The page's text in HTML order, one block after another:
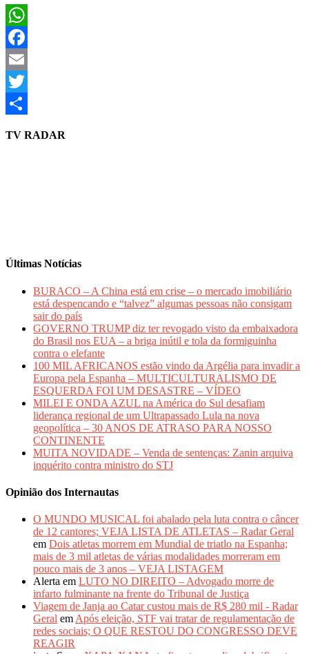
WhatsApp
Facebook
Email
Twitter
TV RADAR
Últimas Notícias
BURACO – A China está em crise – o mercado imobiliário
está despencando e “talvez” algumas pessoas não consigam
sair do país
GOVERNO TRUMP diz ter revogado visto da embaixadora
do Brasil nos EUA – a briga inútil e tola da formiguinha
contra o elefante
100 MIL AFRICANOS estão vindo da Argélia para invadir a
Europa pela Espanha – MULTICULTURALISMO DE
ESQUERDA FOI UM DESASTRE – VÍDEO
MILEI E ONDA AZUL na América do Sul desafiam
liderança regional de um Ultrapassado Lula na nova
geopolítica – 30 ANOS DE ATRASO PARA NOSSO
CONTINENTE
MUITA NOVIDADE – Venda de sentenças: Zanin arquiva
inquérito contra ministro do STJ
Opinião dos Internautas
O MUNDO MUSICAL foi abalado pela luta contra o câncer
de 12 cantores; VEJA LISTA DE ATLETAS – Radar Geral
em Dois atletas morrem em Mundial de triatlo na Espanha;
mais de 3 mil atletas de várias modalidades morreram em
pouco mais de 3 anos – VEJA LISTAGEM
Alerta em LUTO NO DIREITO – Advogado morre de
infarto fulminante na frente do Tribunal de Justiça
Viagem de Janja ao Catar custou mais de R$ 280 mil - Radar
Geral em Após eleição, STF vai tratar de regulamentação de
redes sociais; O QUE RESTOU DO CONGRESSO DEVE
REAGIR